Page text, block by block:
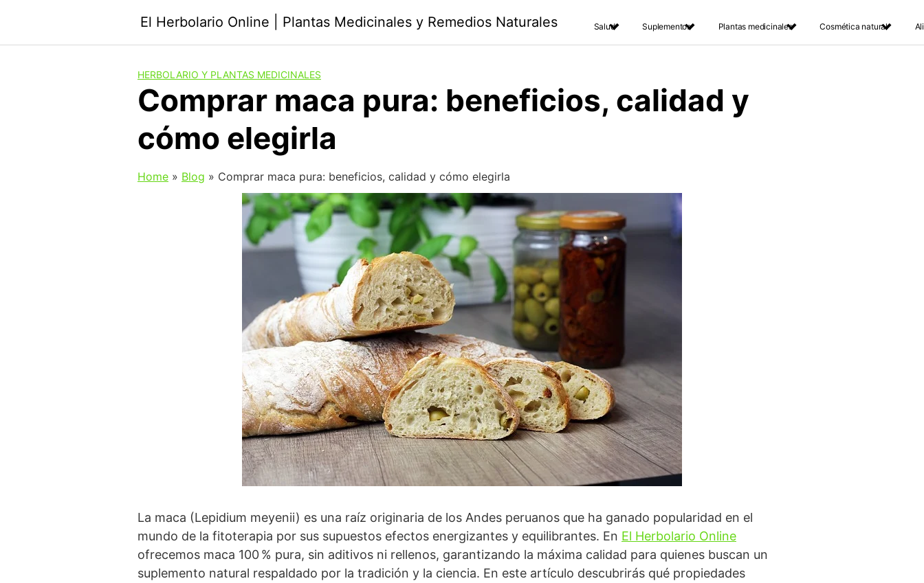
El Herbolario Online | Plantas Medicinales y Remedios Naturales Salud Suplementos Plantas medicinales Cosmética natural
HERBOLARIO Y PLANTAS MEDICINALES
Comprar maca pura: beneficios, calidad y
cómo elegirla
Home » Blog » Comprar maca pura: beneficios, calidad y cómo elegirla
La maca (Lepidium meyenii) es una raíz originaria de los Andes peruanos que ha ganado popularidad en el
mundo de la fitoterapia por sus supuestos efectos energizantes y equilibrantes. En El Herbolario Online
ofrecemos maca 100 % pura, sin aditivos ni rellenos, garantizando la máxima calidad para quienes buscan un
suplemento natural respaldado por la tradición y la ciencia. En este artículo descubrirás qué propiedades